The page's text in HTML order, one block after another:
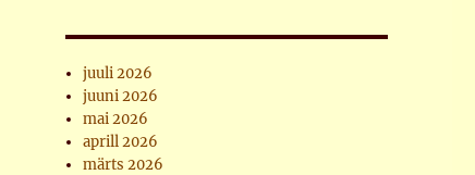
juuli 2026
juuni 2026
mai 2026
aprill 2026
märts 2026